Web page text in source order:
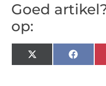
Goed
op:
X
(Twitter)